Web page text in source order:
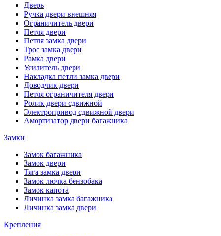
Дверь
Ручка двери внешняя
Ограничитель двери
Петля двери
Петля замка двери
Трос замка двери
Рамка двери
Усилитель двери
Накладка петли замка двери
Доводчик двери
Петля ограничителя двери
Ролик двери сдвижной
Электропривод сдвижной двери
Амортизатор двери багажника
Замки
Замок багажника
Замок двери
Тяга замка двери
Замок лючка бензобака
Замок капота
Личинка замка багажника
Личинка замка двери
Крепления